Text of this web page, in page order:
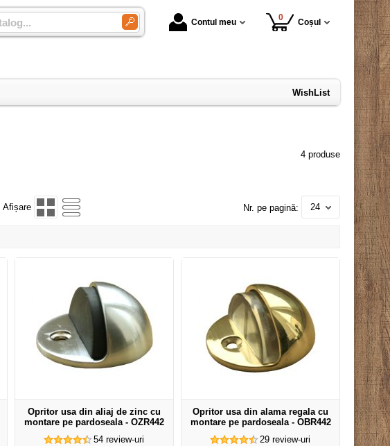
Contul meu 0 Coșul
WishList
4 produse
Afișare Nr. pe pagină: 24
Opritor usa din aliaj de zinc cu
montare pe pardoseala - OZR442
54review-uri
Opritor usa din alama regala cu
montare pe pardoseala - OBR442
29review-uri